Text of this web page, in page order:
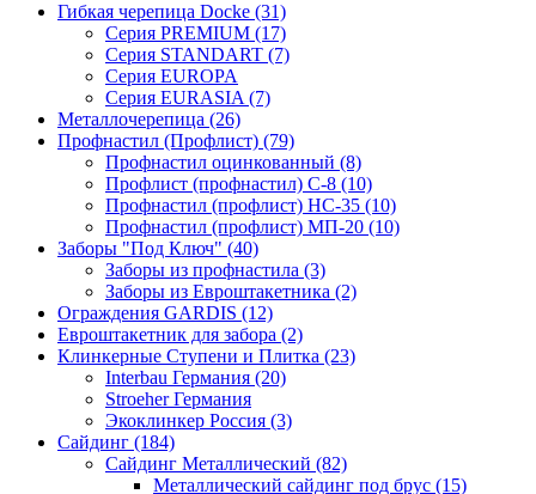
Гибкая черепица Docke (31)
Серия PREMIUM (17)
Серия STANDART (7)
Серия EUROPA
Серия EURASIA (7)
Металлочерепица (26)
Профнастил (Профлист) (79)
Профнастил оцинкованный (8)
Профлист (профнастил) С-8 (10)
Профнастил (профлист) НС-35 (10)
Профнастил (профлист) МП-20 (10)
Заборы "Под Ключ" (40)
Заборы из профнастила (3)
Заборы из Евроштакетника (2)
Ограждения GARDIS (12)
Евроштакетник для забора (2)
Клинкерные Ступени и Плитка (23)
Interbau Германия (20)
Stroeher Германия
Экоклинкер Россия (3)
Сайдинг (184)
Сайдинг Металлический (82)
Металлический сайдинг под брус (15)